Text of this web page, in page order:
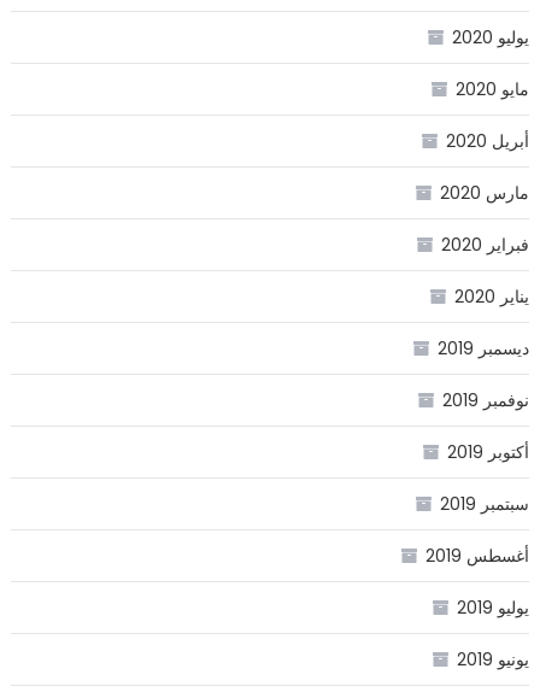
يوليو 2020
مايو 2020
أبريل 2020
مارس 2020
فبراير 2020
يناير 2020
ديسمبر 2019
نوفمبر 2019
أكتوبر 2019
سبتمبر 2019
أغسطس 2019
يوليو 2019
يونيو 2019